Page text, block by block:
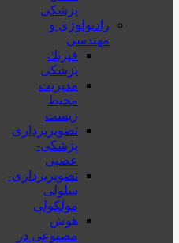
پزشکی
رادیولوژی و
مهندسی
فيزيك
پزشکی
مدیریت
محیط
زیست
تصویربرداری
پزشکی-
عصبی
تصویربرداری-
سلولی
مولکولی
هوش
مصنوعی در